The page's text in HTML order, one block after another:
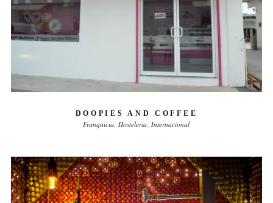
DOOPIES AND COFFEE
Franquicia Hosteleria Internacional